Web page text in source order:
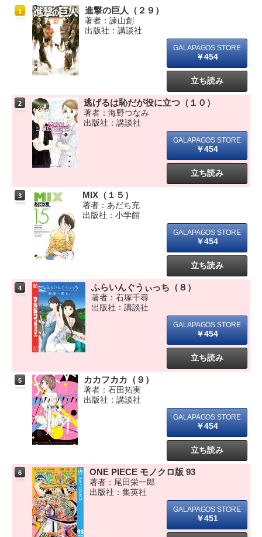
1 進撃の巨人（２９）
著者：諫山創
出版社：講談社
￥454
立ち読み
2 逃げるは恥だが役に立つ（１０）
著者：海野つなみ
出版社：講談社
￥454
立ち読み
3 MIX（１５）
著者：あだち充
出版社：小学館
￥454
立ち読み
4 ふらいんぐうぃっち（８）
著者：石塚千尋
出版社：講談社
￥454
立ち読み
5 カカフカカ（９）
著者：石田拓実
出版社：講談社
￥454
立ち読み
6 ONE PIECE モノクロ版 93
著者：尾田栄一郎
出版社：集英社
￥451